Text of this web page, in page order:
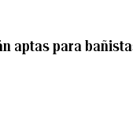
aptas para